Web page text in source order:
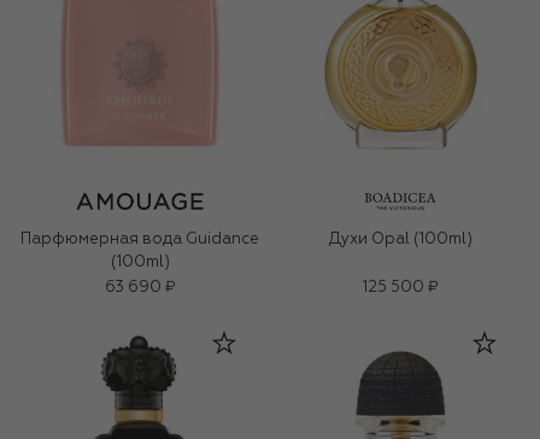
Парфюмерная вода Guidance
(100ml)
63 690 ₽
Духи Opal (100ml)
125 500 ₽